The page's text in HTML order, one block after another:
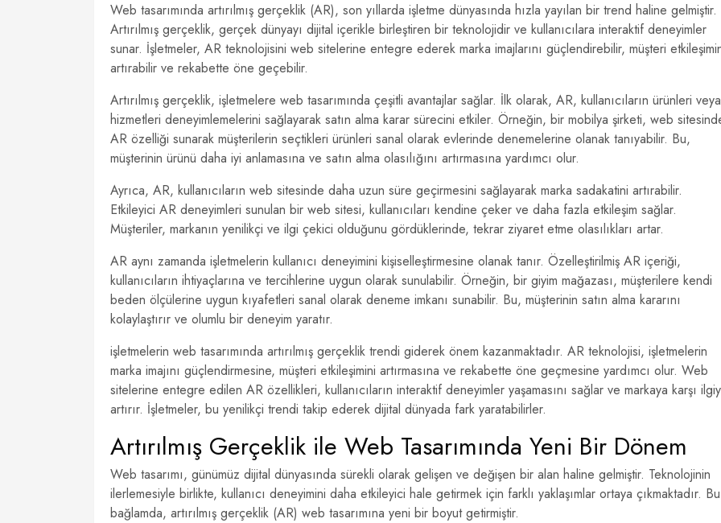
Web tasarımında artırılmış gerçeklik (AR), son yıllarda işletme dünyasında hızla yayılan bir trend haline gelmiştir.
Artırılmış gerçeklik, gerçek dünyayı dijital içerikle birleştiren bir teknolojidir ve kullanıcılara interaktif deneyimler
sunar. İşletmeler, AR teknolojisini web sitelerine entegre ederek marka imajlarını güçlendirebilir, müşteri
artırabilir ve rekabette öne geçebilir.
Artırılmış gerçeklik, işletmelere web tasarımında çeşitli avantajlar sağlar. İlk olarak, AR, kullanıcıların ürünleri veya
hizmetleri deneyimlemelerini sağlayarak satın alma karar sürecini etkiler. Örneğin, bir mobilya şirketi, web
AR özelliği sunarak müşterilerin seçtikleri ürünleri sanal olarak evlerinde denemelerine olanak tanıyabilir. Bu,
müşterinin ürünü daha iyi anlamasına ve satın alma olasılığını artırmasına yardımcı olur.
Ayrıca, AR, kullanıcıların web sitesinde daha uzun süre geçirmesini sağlayarak marka sadakatini artırabilir.
Etkileyici AR deneyimleri sunulan bir web sitesi, kullanıcıları kendine çeker ve daha fazla etkileşim sağlar.
Müşteriler, markanın yenilikçi ve ilgi çekici olduğunu gördüklerinde, tekrar ziyaret etme olasılıkları artar.
AR aynı zamanda işletmelerin kullanıcı deneyimini kişiselleştirmesine olanak tanır. Özelleştirilmiş AR içeriği,
kullanıcıların ihtiyaçlarına ve tercihlerine uygun olarak sunulabilir. Örneğin, bir giyim mağazası, müşterilere kendi
beden ölçülerine uygun kıyafetleri sanal olarak deneme imkanı sunabilir. Bu, müşterinin satın alma kararını
kolaylaştırır ve olumlu bir deneyim yaratır.
işletmelerin web tasarımında artırılmış gerçeklik trendi giderek önem kazanmaktadır. AR teknolojisi, işletmelerin
marka imajını güçlendirmesine, müşteri etkileşimini artırmasına ve rekabette öne geçmesine yardımcı olur. Web
sitelerine entegre edilen AR özellikleri, kullanıcıların interaktif deneyimler yaşamasını sağlar ve markaya karşı
artırır. İşletmeler, bu yenilikçi trendi takip ederek dijital dünyada fark yaratabilirler.
Artırılmış Gerçeklik ile Web Tasarımında Yeni Bir Dönem
Web tasarımı, günümüz dijital dünyasında sürekli olarak gelişen ve değişen bir alan haline gelmiştir. Teknolojinin
ilerlemesiyle birlikte, kullanıcı deneyimini daha etkileyici hale getirmek için farklı yaklaşımlar ortaya çıkmaktadır. Bu
bağlamda, artırılmış gerçeklik (AR) web tasarımına yeni bir boyut getirmiştir.